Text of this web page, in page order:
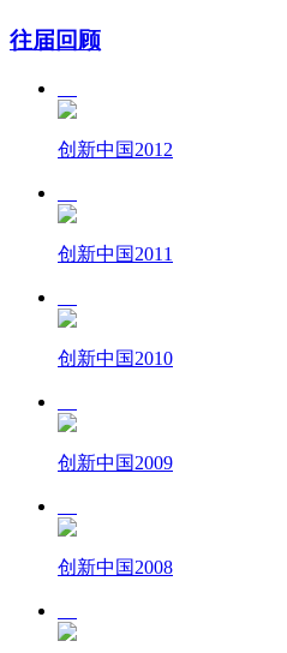
往届回顾
创新中国2012
创新中国2011
创新中国2010
创新中国2009
创新中国2008